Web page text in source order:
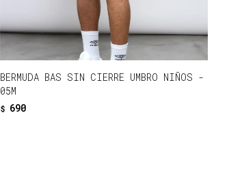
BERMUDA BAS SIN CIERRE UMBRO NIÑOS -
05M
$ 690